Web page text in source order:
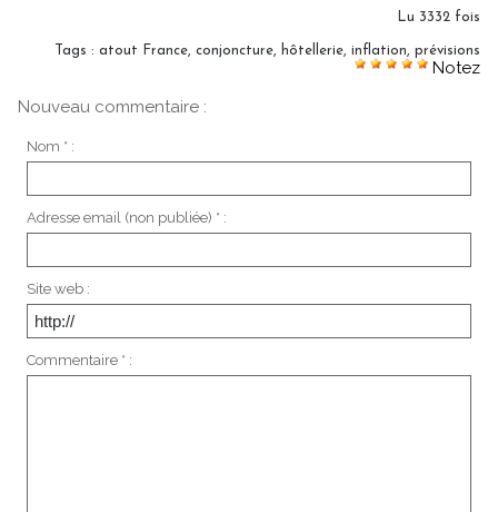
Lu 3332 fois
Tags : atout France, conjoncture, hôtellerie, inflation, prévisions
Notez
Nouveau commentaire :
Nom * :
Adresse email (non publiée) * :
Site web :
Commentaire * :